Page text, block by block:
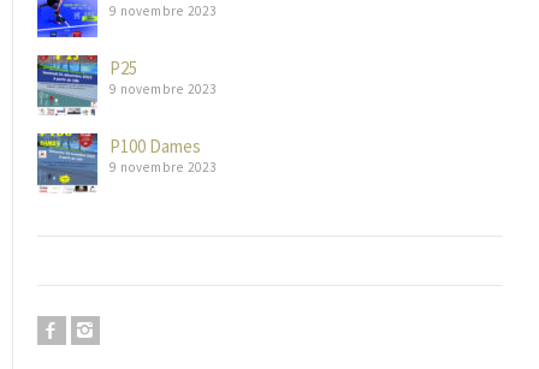
9 novembre 2023
P25
9 novembre 2023
P100 Dames
9 novembre 2023